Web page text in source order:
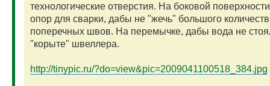
технологические отверстия. На боковой
опор для сварки, дабы не "жечь" большого
поперечных швов. На перемычке, дабы вода не
"корыте" швеллера.
http://tinypic.ru/?do=view&pic=2009041100518_384.jpg